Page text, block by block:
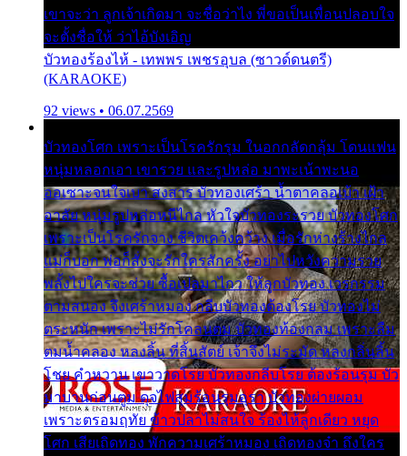
เขาจะว่า ลูกเจ้าเกิดมา จะชื่อว่าไง พี่ขอเป็นเพื่อนปลอบใจ
จะตั้งชื่อให้ ว่าไอ้บังเอิญ
บัวทองร้องไห้ - เทพพร เพชรอุบล (ซาวด์ดนตรี)
(KARAOKE)
92 views • 06.07.2569
บัวทองโศก เพราะเป็นโรครักรุม ในอกกลัดกลุ้ม โดนแฟน
หนุ่มหลอกเอา เขารวย และรูปหล่อ มาพะเน้าพะนอ
ออเซาะจนใจเบา สงสาร บัวทองเศร้า น้ำตาคลอเบ้า เฝ้า
อาลัย หนุ่มรูปหล่อหนีไกล หัวใจบัวทองระรวย บัวทองโศก
เพราะเป็นโรครักจาง ชีวิตเคว้งคว้าง เมื่อรักห่างร้างไกล
แม่ก็บอก พ่อก็สั่งจะรักใครสักครั้ง อย่าไปหวังความรวย
พลั้งไปใครจะช่วย ซื้อเปลมาไกว ให้ลูกบัวทอง เวรกรรม
ตามสนอง จึงเศร้าหมอง กลีบบัวทองต้องโรย บัวทองไม่
ตระหนัก เพราะไม่รักโคลนตม บัวทองท้องกลม เพราะลืม
ตมน้ำคลอง หลงลิ้น ที่สิ้นสัตย์ เจ้าจึงไม่ระมัด หลงกลิ่นลิ้น
โชย คำหวาน เขาวาดโรย บัวทองกลีบโรย ต้องร้อนรุม บัว
มาบานก่อนตูม ดุจไฟสุมร้อนรุมอุรา บัวทองผ่ายผอม
เพราะตรอมฤทัย ข้าวปลาไม่สนใจ ร้องไห้ลูกเดียว หยุด
โศก เสียเถิดทอง พักความเศร้าหมอง เถิดทองจ๋า ถึงใคร